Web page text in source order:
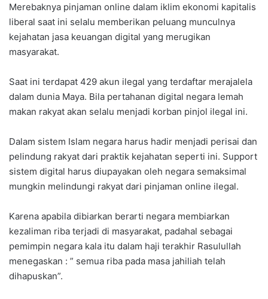
Merebaknya pinjaman online dalam iklim ekonomi kapitalis
liberal saat ini selalu memberikan peluang munculnya
kejahatan jasa keuangan digital yang merugikan
masyarakat.
Saat ini terdapat 429 akun ilegal yang terdaftar merajalela
dalam dunia Maya. Bila pertahanan digital negara lemah
makan rakyat akan selalu menjadi korban pinjol ilegal ini.
Dalam sistem Islam negara harus hadir menjadi perisai dan
pelindung rakyat dari praktik kejahatan seperti ini. Support
sistem digital harus diupayakan oleh negara semaksimal
mungkin melindungi rakyat dari pinjaman online ilegal.
Karena apabila dibiarkan berarti negara membiarkan
kezaliman riba terjadi di masyarakat, padahal sebagai
pemimpin negara kala itu dalam haji terakhir Rasulullah
menegaskan : ” semua riba pada masa jahiliah telah
dihapuskan”.